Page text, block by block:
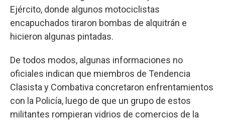
Ejército, donde algunos motociclistas
encapuchados tiraron bombas de alquitrán e
hicieron algunas pintadas.
De todos modos, algunas informaciones no
oficiales indican que miembros de Tendencia
Clasista y Combativa concretaron enfrentamientos
con la Policía, luego de que un grupo de estos
militantes rompieran vidrios de comercios de la